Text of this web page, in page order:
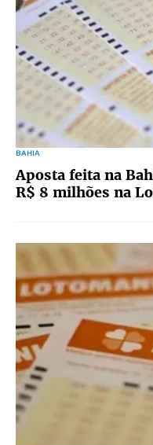
BAHIA
Aposta feita na
R$ 8 milhões na